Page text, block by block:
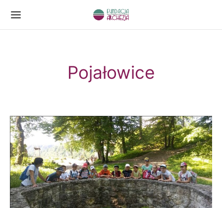
Pojałowice